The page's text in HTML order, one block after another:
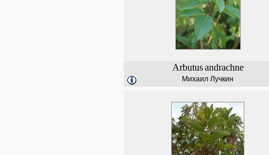
Arbutus andrachne
Михаил Лучкин